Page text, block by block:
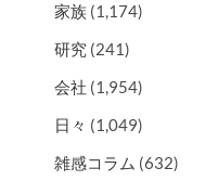
家族 (1,174)
研究 (241)
会社 (1,954)
日々 (1,049)
雑感コラム (632)